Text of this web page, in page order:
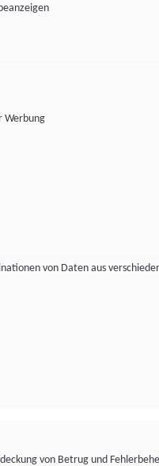
Werbung
von Daten aus
von Betrug und